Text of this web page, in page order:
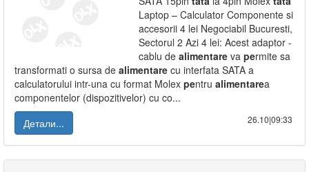
Laptop – Calculator Componente si
accesorii 4 lei Negociabil Bucuresti,
Sectorul 2 Azi 4 lei: Acest adaptor -
cablu de alimentare va permite sa
transformati o sursa de alimentare cu interfata SATA a
calculatorului intr-una cu format Molex pentru alimentarea
componentelor (dispozitivelor) cu co...
Детали...
26.10|09:33